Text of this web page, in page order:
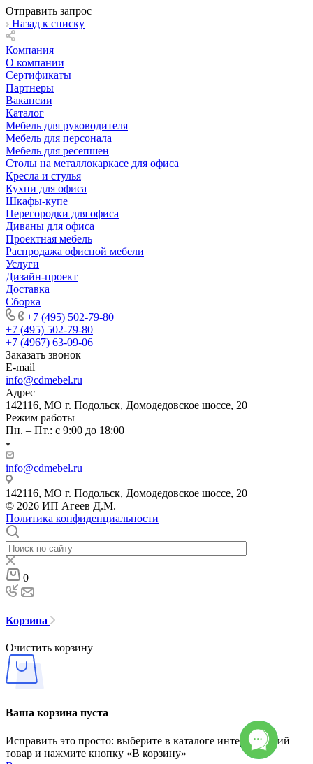
Отправить запрос
Назад к списку
Компания
О компании
Сертификаты
Партнеры
Вакансии
Каталог
Мебель для руководителя
Мебель для персонала
Мебель для ресепшен
Столы на металлокаркасе для офиса
Кресла и стулья
Кухни для офиса
Шкафы-купе
Перегородки для офиса
Диваны для офиса
Проектная мебель
Распродажа офисной мебели
Услуги
Дизайн-проект
Доставка
Сборка
+7 (495) 502-79-80
+7 (495) 502-79-80
+7 (4967) 63-09-06
Заказать звонок
E-mail
info@cdmebel.ru
Адрес
142116, МО г. Подольск, Домодедовское шоссе, 20
Режим работы
Пн. – Пт.: с 9:00 до 18:00
info@cdmebel.ru
142116, МО г. Подольск, Домодедовское шоссе, 20
© 2026 ИП Агеев Д.М.
Политика конфиденциальности
0
Корзина
Очистить корзину
Ваша корзина пуста
Исправить это просто: выберите в каталоге интересующий
товар и нажмите кнопку «В корзину»